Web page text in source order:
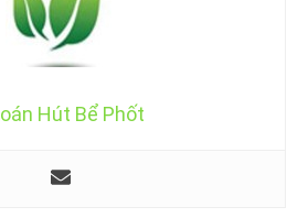
Hút Bể Phốt